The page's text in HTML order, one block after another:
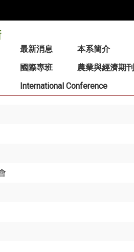
最新消息 本系簡介
國際專班
農業與經濟期刊
International Conference